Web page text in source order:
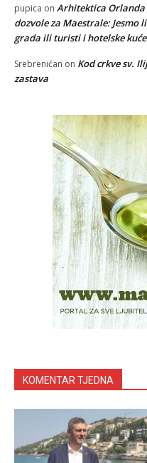
pupica on Arhitektica Orlanda
dozvole za Maestrale: Jesmo
grada ili turisti i hotelske
Srebrenićan on Kod crkve sv.
zastava
KOMENTAR TJEDNA